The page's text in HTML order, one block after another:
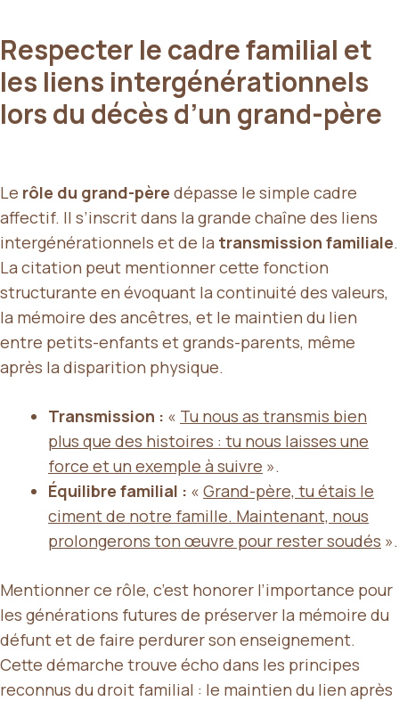
Respecter le cadre familial et
les liens intergénérationnels
lors du décès d’un grand-père
Le rôle du grand-père dépasse le simple cadre
affectif. Il s’inscrit dans la grande chaîne des liens
intergénérationnels et de la transmission familiale.
La citation peut mentionner cette fonction
structurante en évoquant la continuité des valeurs,
la mémoire des ancêtres, et le maintien du lien
entre petits-enfants et grands-parents, même
après la disparition physique.
Transmission : « Tu nous as transmis bien
plus que des histoires : tu nous laisses une
force et un exemple à suivre ».
Équilibre familial : « Grand-père, tu étais le
ciment de notre famille. Maintenant, nous
prolongerons ton œuvre pour rester soudés ».
Mentionner ce rôle, c’est honorer l’importance pour
les générations futures de préserver la mémoire du
défunt et de faire perdurer son enseignement.
Cette démarche trouve écho dans les principes
reconnus du droit familial : le maintien du lien après